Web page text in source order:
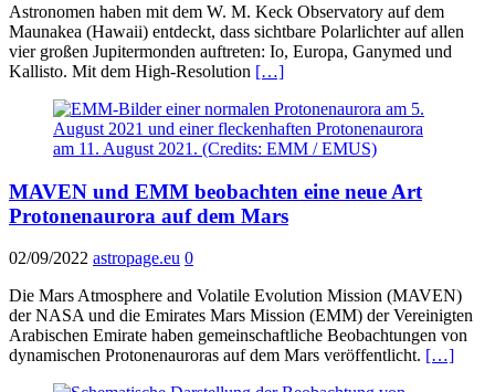
Astronomen haben mit dem W. M. Keck Observatory auf dem
Maunakea (Hawaii) entdeckt, dass sichtbare Polarlichter auf allen
vier großen Jupitermonden auftreten: Io, Europa, Ganymed und
Kallisto. Mit dem High-Resolution […]
MAVEN und EMM beobachten eine neue Art
Protonenaurora auf dem Mars
02/09/2022 astropage.eu 0
Die Mars Atmosphere and Volatile Evolution Mission (MAVEN)
der NASA und die Emirates Mars Mission (EMM) der Vereinigten
Arabischen Emirate haben gemeinschaftliche Beobachtungen von
dynamischen Protonenauroras auf dem Mars veröffentlicht. […]